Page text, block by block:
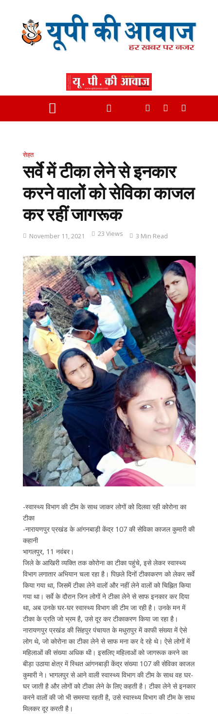
सेहत
सर्वे में टीका लेने से इनकार
करने वालों को सेविका काजल
कर रहीं जागरूक
November 11, 2021 23 Views 3 Min Read
-स्वास्थ्य विभाग की टीम के साथ जाकर लोगों को दिलवा रही कोरोना का
टीका
-नारायणपुर प्रखंड के आंगनबाड़ी केंद्र 107 की सेविका काजल कुमारी की
कहानी
भागलपुर, 11 नवंबर।
जिले के आखिरी व्यक्ति तक कोरोना का टीका पहुंचे, इसे लेकर स्वास्थ्य
विभाग लगातार अभियान चला रहा है। पिछले दिनों टीकाकरण को लेकर सर्वे
किया गया था, जिसमें टीका लेने वालों और नहीं लेने वालों को चिह्नित किया
गया था। सर्वे के दौरान जिन लोगों ने टीका लेने से साफ इनकार कर दिया
था, अब उनके घर-घर स्वास्थ्य विभाग की टीम जा रही है। उनके मन में
टीका के प्रति जो भ्रम है, उसे दूर कर टीकाकरण किया जा रहा है।
नारायणपुर प्रखंड की सिंहपुर पंचायत के मधुरापुर में काफी संख्या में ऐसे
लोग थे, जो कोरोना का टीका लेने से साफ मना कर दे रहे थे। ऐसे लोगों में
महिलाओं की संख्या अधिक थी। इसलिए महिलाओं को जागरूक करने का
बीड़ा उठाया क्षेत्र में स्थित आंगनबाड़ी केंद्र संख्या 107 की सेविका काजल
कुमारी ने। भागलपुर से आने वाली स्वास्थ्य विभाग की टीम के साथ वह घर-
घर जाती है और लोगों को टीका लेने के लिए कहती है। टीका लेने से इनकार
करने वालों की जो भी समस्या रहती है, उसे स्वास्थ्य विभाग की टीम के साथ
मिलकर दूर करती है।